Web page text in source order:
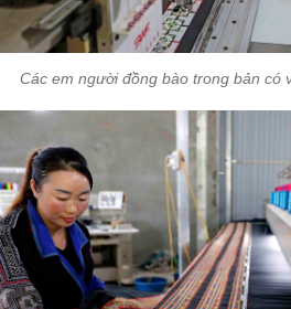
Các em người đồng bào trong bản có